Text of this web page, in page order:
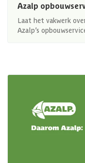
Azalp
Laat het vakwerk
Azalp’s